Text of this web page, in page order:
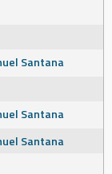
Santana
Santana
Santana